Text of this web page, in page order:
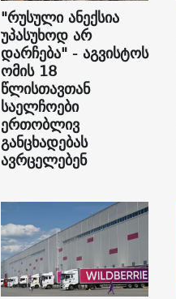
"რუსული ანექსია
უპასუხოდ არ
დარჩება" - აგვისტოს
ომის 18
წლისთავთან
საელჩოები
ერთობლივ
განცხადებას
ავრცელებენ